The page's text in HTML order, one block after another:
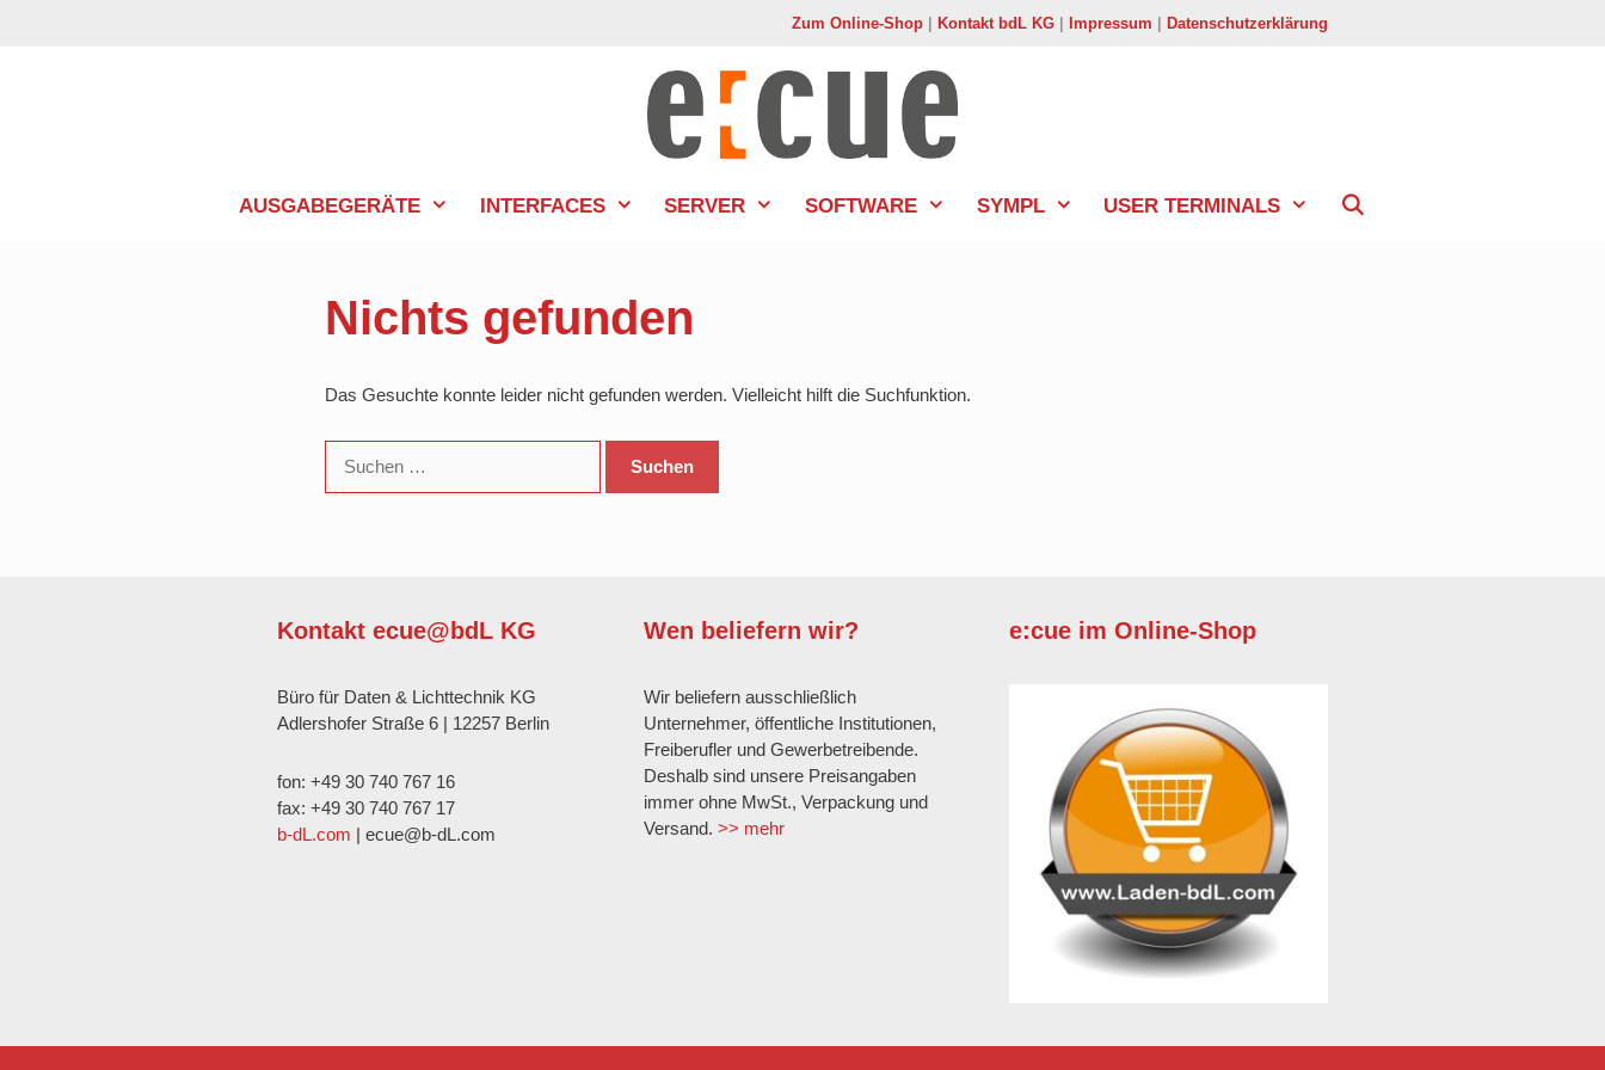
Zum Online-Shop Kontakt bdL KG Impressum Datenschutzerklärung
AUSGABEGERÄTE INTERFACES SERVER SOFTWARE SYMPL USER TERMINALS
Nichts gefunden
Das Gesuchte konnte leider nicht gefunden werden. Vielleicht hilft die Suchfunktion.
nach:
Kontakt ecue@bdL KG
Büro für Daten & Lichttechnik KG
Adlershofer Straße 6 | 12257 Berlin
fon: +49 30 740 767 16
fax: +49 30 740 767 17
b-dL.com | ecue@b-dL.com
Wen beliefern wir?
Wir beliefern ausschließlich
Unternehmer, öffentliche Institutionen,
Freiberufler und Gewerbetreibende.
Deshalb sind unsere Preisangaben
immer ohne MwSt., Verpackung und
Versand. >> mehr
e:cue im Online-Shop